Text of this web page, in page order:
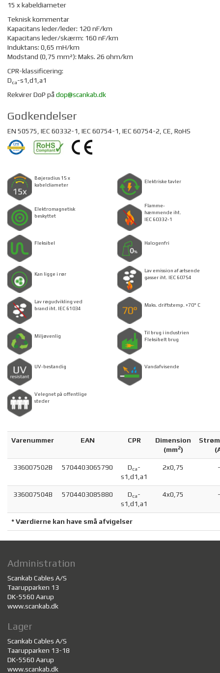
15 x kabeldiameter
Teknisk kommentar
Kapacitans leder/leder: 120 nF/km
Kapacitans leder/skærm: 160 nF/km
Induktans: 0,65 mH/km
Modstand (0,75 mm²): Maks. 26 ohm/km
CPR-klassificering:
Dca-s1,d1,a1
Rekvirer DoP på dop@scankab.dk
Godkendelser
EN 50575, IEC 60332-1, IEC 60754-1, IEC 60754-2, CE, RoHS
Bøjeradius 15 x
kabeldiameter
Elektriske tavler
Elektromagnetisk
beskyttet
Flamme-
hæmmende iht.
IEC 60332-1
Fleksibel Halogenfri
Kan ligge i rør
Lav emission af ætsende
gasser iht. IEC 60754
Lav røgudvikling ved
brand iht. IEC 61034
Maks. driftstemp. +70° C
Miljøvenlig
Til brug i industrien
Fleksibelt brug
UV-bestandig Vandafvisende
Velegnet på offentlige
steder
Varenummer EAN CPR
Dimension
(mm2)
336007502B 5704403065790 Dca-
s1,d1,a1
2x0,75 -
336007504B 5704403085880 Dca-
s1,d1,a1
4x0,75 -
* Værdierne kan have små afvigelser
Administration
Scankab Cables A/S
Taarupparken 13
DK-5560 Aarup
www.scankab.dk
Lager
Scankab Cables A/S
Taarupparken 13-18
DK-5560 Aarup
www.scankab.dk